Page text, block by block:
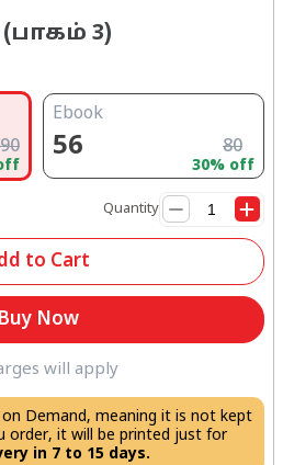
3)
Ebook
56 80
30% off
Quantity
to Cart
Buy Now
will apply
Demand, meaning it is not kept
order, it will be printed just for
in 7 to 15 days.